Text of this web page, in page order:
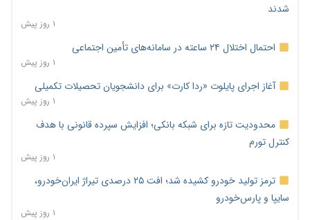
شدند
۱ روز پیش
احتمال اختلال ۲۴ ساعته در سامانه‌های تأمین اجتماعی
۱ روز پیش
آغاز اجرای پایلوت «ردا کارت» برای دانشجویان تحصیلات تکمیلی
۱ روز پیش
محدودیت تازه برای شبکه بانکی؛ افزایش سپرده قانونی با هدف
کنترل تورم
۱ روز پیش
ترمز تولید خودرو کشیده شد؛ افت ۲۵ درصدی تیراژ ایران‌خودرو،
سایپا و پارس‌خودرو
۱ روز پیش